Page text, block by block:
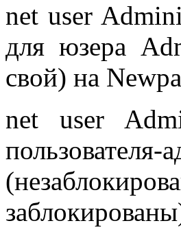
net user
для юзера
свой) на
net user